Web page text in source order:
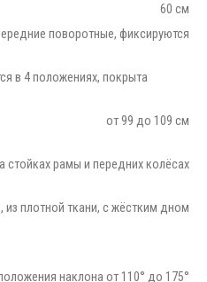
60 см
поворотные, фиксируются
в 4 положениях, покрыта
от 99 до 109 см
стойках рамы и передних колёсах
из плотной ткани, с жёстким дном
наклона от 110° до 175°